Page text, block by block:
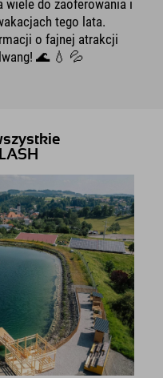
wiele do zaoferowania i
tego lata.
o fajnej atrakcji
🌊 💧 💦